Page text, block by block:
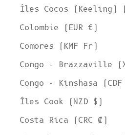
Îles Cocos (Keeling)
Colombie (EUR €)
Comores (KMF Fr)
Congo - Brazzaville
Congo - Kinshasa
Îles Cook (NZD $)
Costa Rica (CRC ₡)